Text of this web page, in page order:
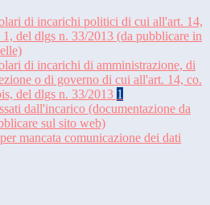
di incarichi politici di cui all'art. 14,
1, del dlgs n. 33/2013 (da pubblicare in
di incarichi di amministrazione, di
o di governo di cui all'art. 14, co.
del dlgs n. 33/2013 1
dall'incarico (documentazione da
sul sito web)
mancata comunicazione dei dati